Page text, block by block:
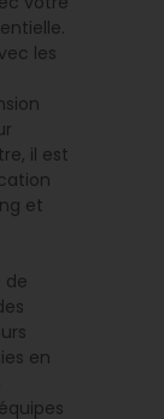
les
il est
et
de
en